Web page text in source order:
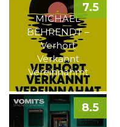
MICHAEL
BEHRENDT –
Verhört
Verkannt
Vereinnahmt
7.5
8.5